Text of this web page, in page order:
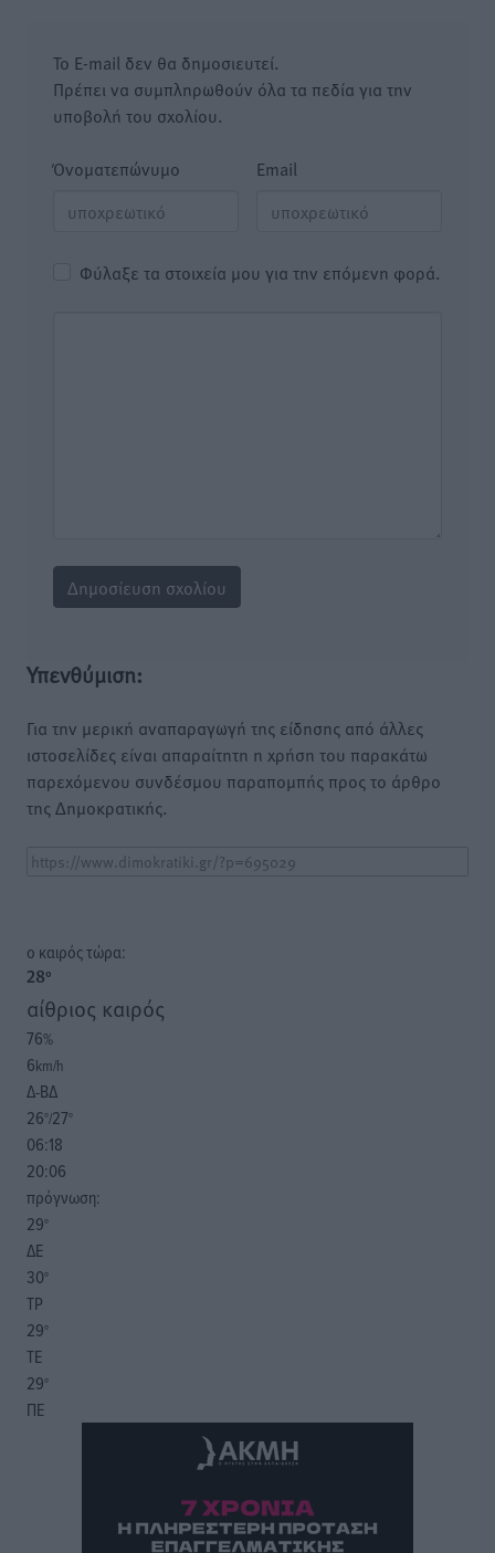
Το E-mail δεν θα δημοσιευτεί.
Πρέπει να συμπληρωθούν όλα τα πεδία για την
υποβολή του σχολίου.
Όνοματεπώνυμο Email
Φύλαξε τα στοιχεία μου για την επόμενη φορά.
Υπενθύμιση:
Για την μερική αναπαραγωγή της είδησης από άλλες
ιστοσελίδες είναι απαραίτητη η χρήση του παρακάτω
παρεχόμενου συνδέσμου παραπομπής προς το άρθρο
της Δημοκρατικής.
o καιρός τώρα:
28°
αίθριος καιρός
76%
6km/h
Δ-ΒΔ
26°/27°
06:18
20:06
πρόγνωση:
29°
ΔΕ
30°
ΤΡ
29°
ΤΕ
29°
ΠΕ